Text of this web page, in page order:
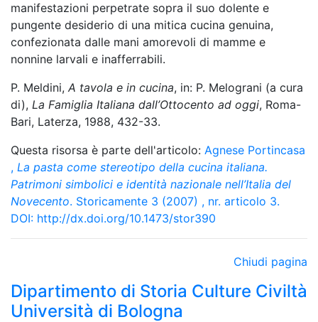
manifestazioni perpetrate sopra il suo dolente e
pungente desiderio di una mitica cucina genuina,
confezionata dalle mani amorevoli di mamme e
nonnine larvali e inafferrabili.
P. Meldini, A tavola e in cucina, in: P. Melograni (a cura
di), La Famiglia Italiana dall’Ottocento ad oggi, Roma-
Bari, Laterza, 1988, 432-33.
Questa risorsa è parte dell'articolo: Agnese Portincasa
, La pasta come stereotipo della cucina italiana.
Patrimoni simbolici e identità nazionale nell’Italia del
Novecento. Storicamente 3 (2007) , nr. articolo 3.
DOI: http://dx.doi.org/10.1473/stor390
Chiudi pagina
Dipartimento di Storia Culture Civiltà
Università di Bologna